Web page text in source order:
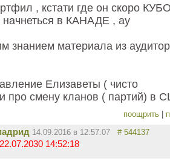
, кстати где он скоро
в КАНАДЕ , ау
знанием материала из
Елизаветы ( чисто
про смену кланов ( партий) в
поощрить
14.09.2016 в 12:57:07 # 544137
14:52:18